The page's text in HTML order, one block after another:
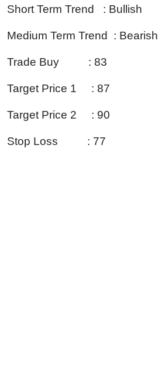
Short Term Trend : Bullish
Medium Term Trend : Bearish
Trade Buy : 83
Target Price 1 : 87
Target Price 2 : 90
Stop Loss : 77